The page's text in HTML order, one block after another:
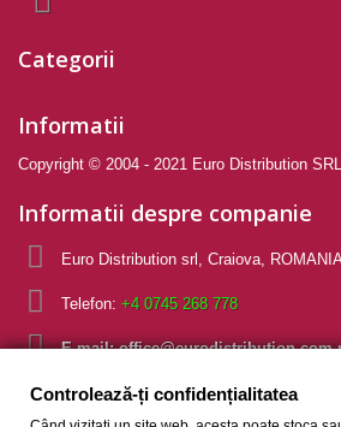
Categorii
Informatii
Copyright © 2004 - 2021 Euro Distribution SRL
Informatii despre companie
Euro Distribution srl, Craiova,
Telefon: +4 0745 268 778
E-mail:
Controlează-ți confidențialitatea
Controlează-ți confidențialitatea